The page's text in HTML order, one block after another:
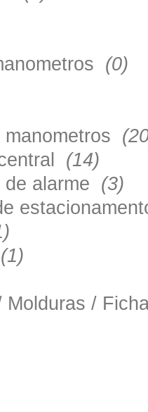
(0)
(14)
de alarme (3)
(1)
Molduras /